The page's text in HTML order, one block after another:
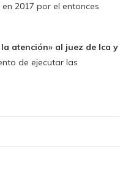
2017 por el entonces
la atención» al juez de Ica y
de ejecutar las